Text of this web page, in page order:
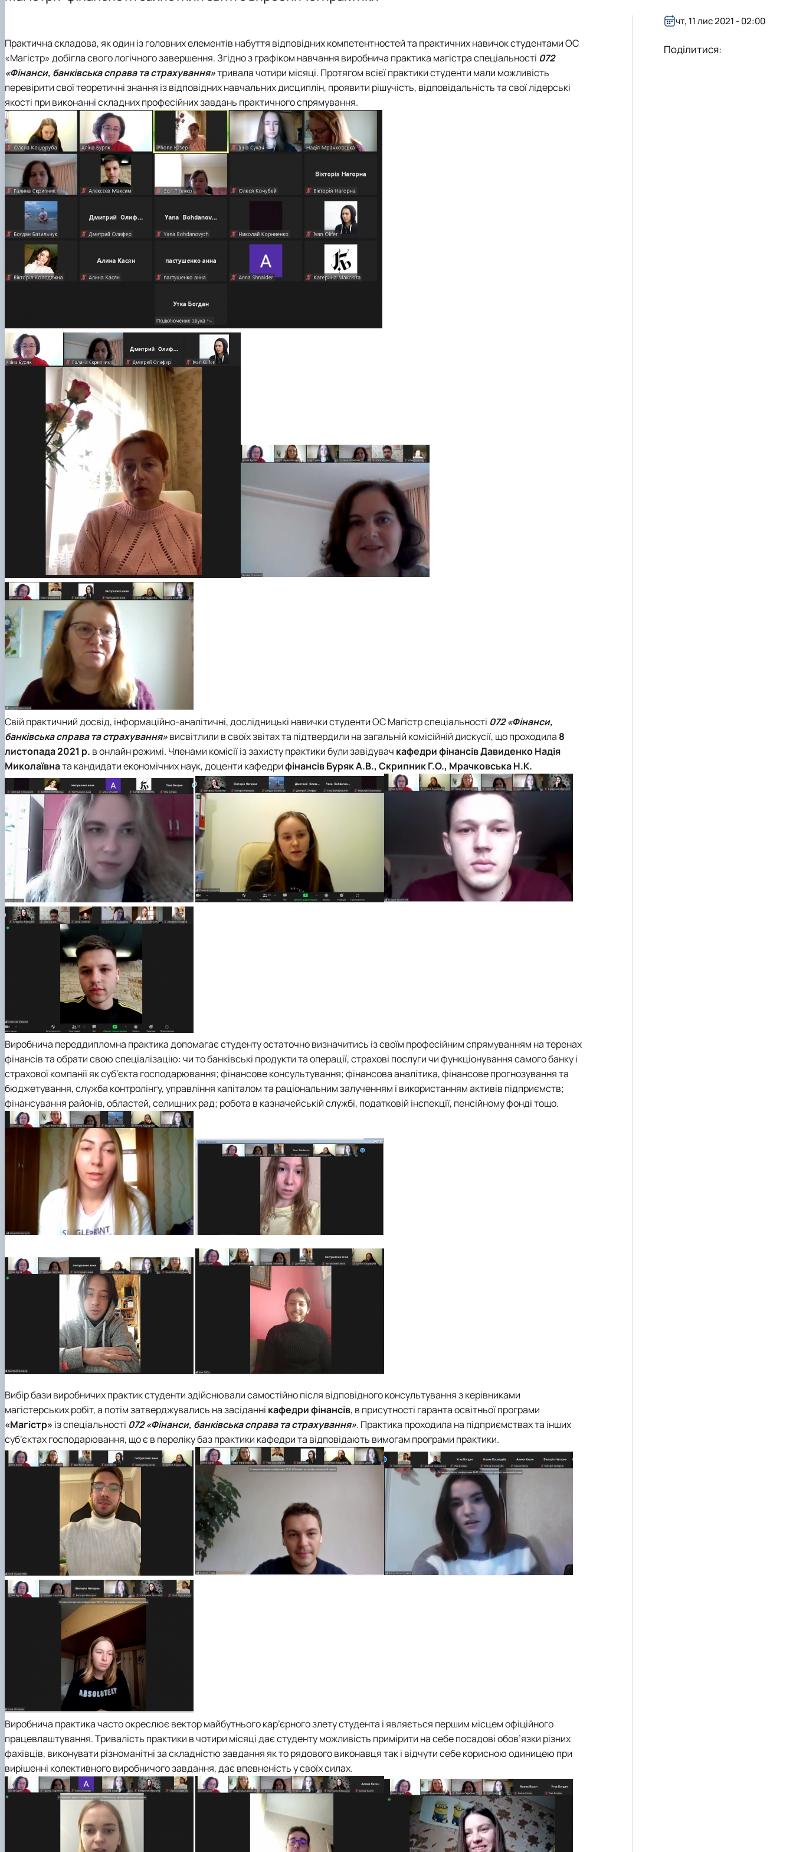
План роботи
Офіційні документи
ОС PhD
Тематика магістерських робіт
Практична підготовка
Накази на практику та бази практики
Академічна доброчесність
Скринька довіри
ОС PhD ОНП "Фінанси, банківська справа, страхування та фондовий ринок"
Події
Звіти та результати діяльності
Науковий гурток "Фінансист"
Події
Практична складова, як один із головних елементів набуття відповідних компетентностей та практичних навичок студентами ОС
«Магістр» добігла свого логічного завершення. Згідно з графіком навчання виробнича практика магістра спеціальності 072
«Фінанси, банківська справа та страхування»тривала чотири місяці. Протягом всієї практики студенти мали можливість
перевірити свої теоретичні знання із відповідних навчальних дисциплін, проявити рішучість, відповідальність та свої лідерські
якості при виконанні складних професійних завдань практичного спрямування.
Свій практичний досвід, інформаційно-аналітичні, дослідницькі навички студенти ОС Магістр спеціальності 072 «Фінанси,
банківська справа та страхування»висвітлили в своїх звітах та підтвердили на загальній комісійній дискусії, що проходила 8
листопада 2021 р. в онлайн режимі. Членами комісії із захисту практики були завідувач кафедри фінансівДавиденко Надія
Миколаївната кандидати економічних наук, доценти кафедрифінансів Буряк А.В., Скрипник Г.О., Мрачковська Н.К.
Виробнича переддипломна практика допомагає студенту остаточно визначитись із своїм професійним спрямуванням на теренах
фінансів та обрати свою спеціалізацію: чи то банківські продукти та операції, страхові послуги чи функціонування самого банку і
страхової компанії як суб’єкта господарювання; фінансове консультування; фінансова аналітика, фінансове прогнозування та
бюджетування, служба контролінгу, управління капіталом та раціональним залученням і використанням активів підприємств;
фінансування районів, областей, селищних рад; робота в казначейській службі, податковій інспекції, пенсійному фонді тощо.
Вибір бази виробничих практик студенти здійснювали самостійно після відповідного консультування з керівниками
магістерських робіт, а потім затверджувались на засіданні кафедри фінансів, в присутності гаранта освітньої програми
«Магістр» із спеціальності 072 «Фінанси, банківська справа та страхування». Практика проходила на підприємствах та інших
суб’єктах господарювання, що є в переліку баз практики кафедри та відповідають вимогам програми практики.
Виробнича практика часто окреслює вектор майбутнього кар’єрного злету студента і являється першим місцем офіційного
працевлаштування. Тривалість практики в чотири місяці дає студенту можливість примірити на себе посадові обов’язки різних
фахівців, виконувати різноманітні за складністю завдання як то рядового виконавця так і відчути себе корисною одиницею при
вирішенні колективного виробничого завдання, дає впевненість у своїх силах.
чт, 11 лис 2021 - 02:00
Поділитися: